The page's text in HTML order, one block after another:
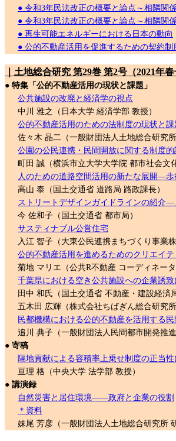
● 令和3年民法改正の概要と論点～相隣関
● 令和3年民法改正の概要と論点～相隣関
● 再生可能エネルギーにおける日本の動向
● 公的不動産活用を促進するための契約制
｜土地総合研究 第29巻 第2号（2021年春
● 特集「公的不動産活用の現状と課題」
公共施設の改廃と経済学の視点
中川 雅之（日本大学 経済学部 教授）
公的不動産活用のための法制度の現状と課
佐々木 晶二（一般財団法人土地総合研究所
公園の公民連携・民間開放に関する制度的
町田 誠（横浜市立大学大学院 都市社会文
人のための道路空間活用の新たな展開―
高山 泰（国土交通省 道路局 路政課長）
ストリートデザインガイドラインの紹介
今 佐和子（国土交通省 都市局）
サスティナブル公営住宅
入江 智子（大東公民連携まちづくり事業
公的不動産活用を進めるためのクリエイ
菊地 マリエ（公共R不動産 コーディネータ
千葉県における空き公共施設への企業誘致
田中 和氏（国土交通省 不動産・建設経済
五木田 広輝（株式会社ちばぎん総合研究所
民都機構における公的不動産を活用する
追川 典子（一般財団法人民間都市開発推
● 寄稿
隔地貢献による容積率上乗せ制度の正当性
亘理 格（中央大学 法学部 教授）
● 講演録
自然災害と居住環境――政府と企業の役割
＊資料
妹尾 芳彦（一般財団法人土地総合研究所